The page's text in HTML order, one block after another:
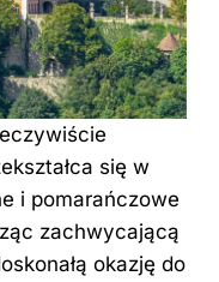
się w
i pomarańczowe
zachwycającą
okazję do